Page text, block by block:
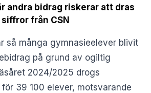
andra bidrag riskerar att dras
från CSN
så många gymnasieelever blivit
på grund av ogiltig
2024/2025 drogs
39 100 elever, motsvarande